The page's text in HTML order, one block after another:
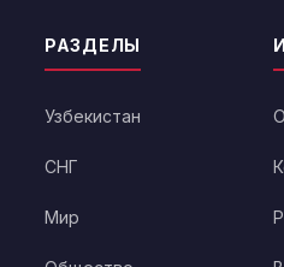
РАЗДЕЛЫ
Узбекистан
СНГ
Мир